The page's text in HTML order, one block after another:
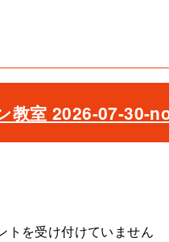
教室 2026-07-30-
トを受け付けていません